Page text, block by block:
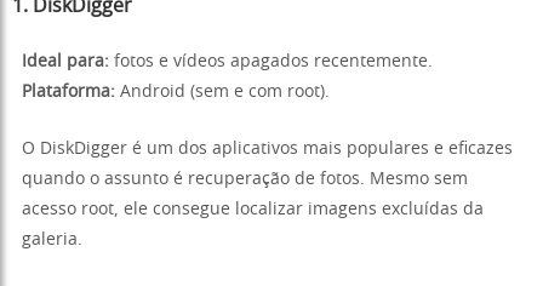
1. DiskDigger
Ideal para: fotos e vídeos apagados recentemente.
Plataforma: Android (sem e com root).
O DiskDigger é um dos aplicativos mais populares e eficazes
quando o assunto é recuperação de fotos. Mesmo sem
acesso root, ele consegue localizar imagens excluídas da
galeria.